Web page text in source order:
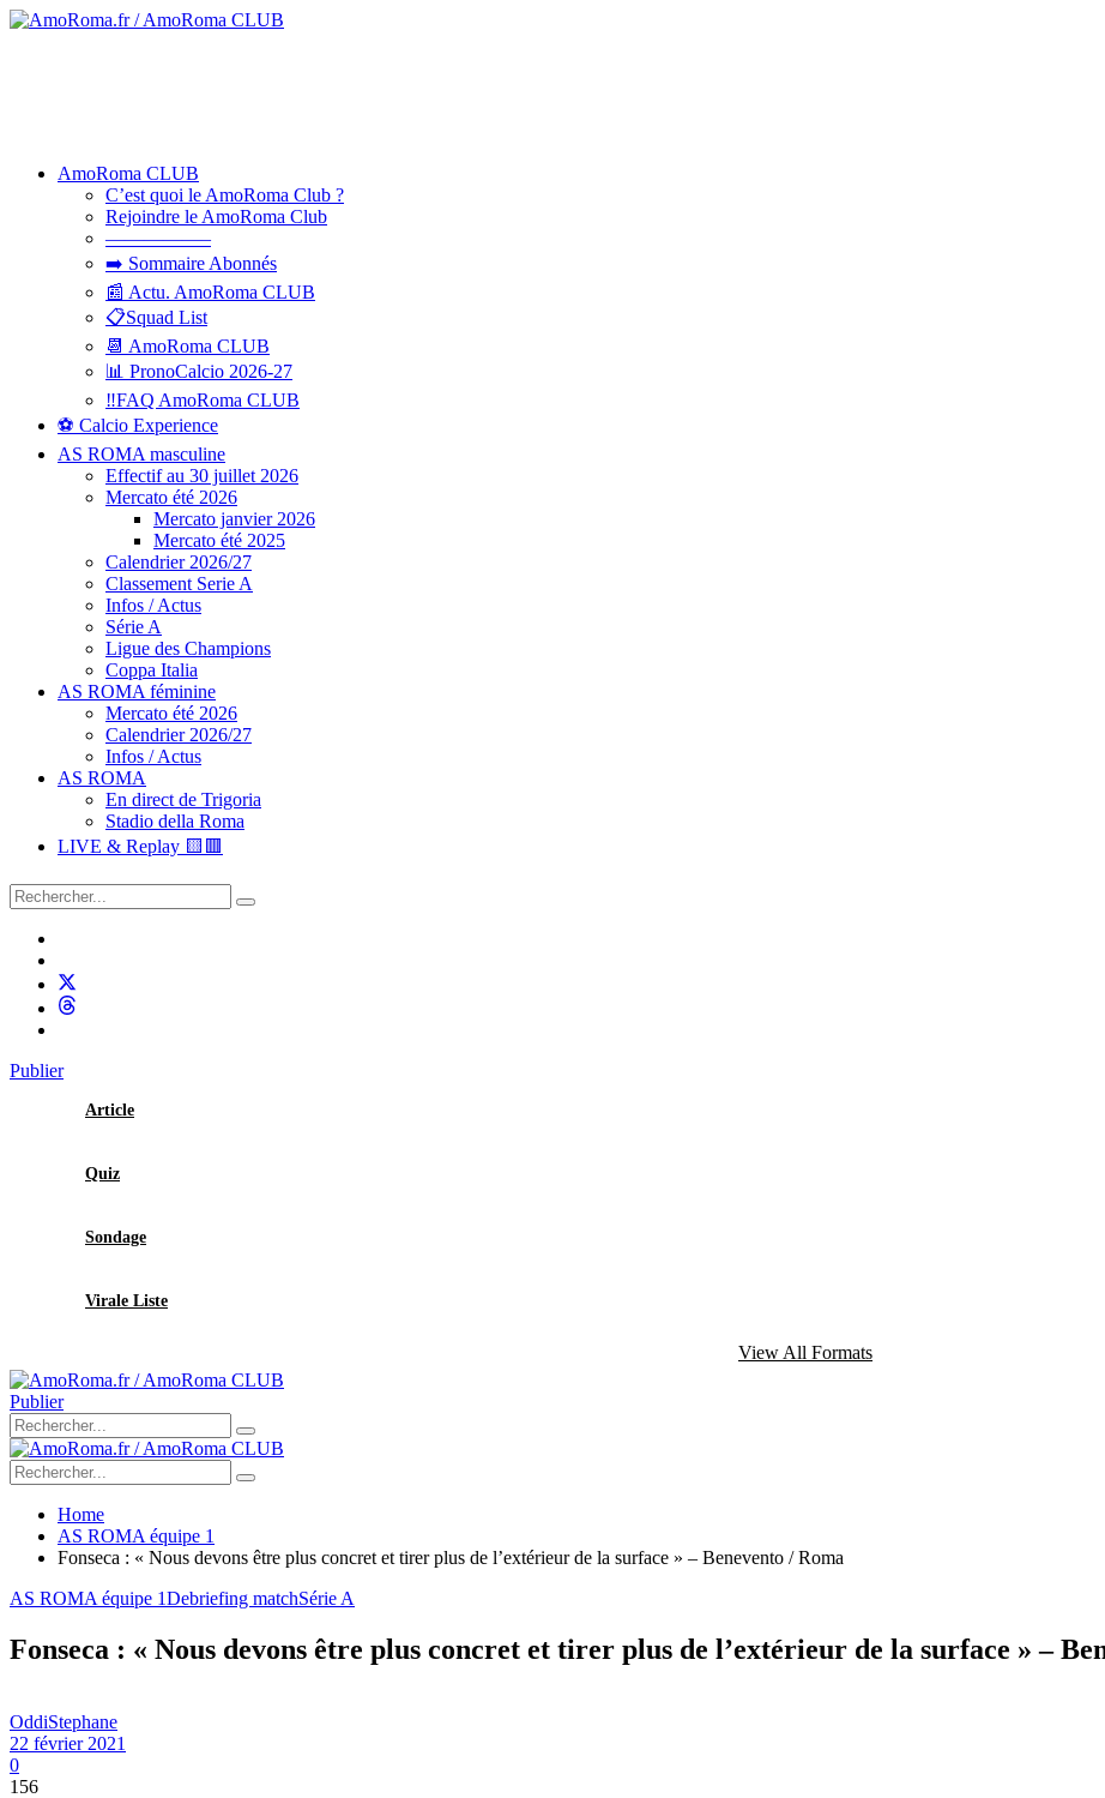
AmoRoma CLUB
C’est quoi le AmoRoma Club ?
Rejoindre le AmoRoma Club
—————–
➡️ Sommaire Abonnés
📰 Actu. AmoRoma CLUB
📋Squad List
📆 AmoRoma CLUB
📊 PronoCalcio 2026-27
‼️FAQ AmoRoma CLUB
⚽ Calcio Experience
AS ROMA masculine
Effectif au 30 juillet 2026
Mercato été 2026
Mercato janvier 2026
Mercato été 2025
Calendrier 2026/27
Classement Serie A
Infos / Actus
Série A
Ligue des Champions
Coppa Italia
AS ROMA féminine
Mercato été 2026
Calendrier 2026/27
Infos / Actus
AS ROMA
En direct de Trigoria
Stadio della Roma
LIVE & Replay 🟨🟥
Publier
Article
Quiz
Sondage
Virale Liste
View All Formats
Publier
Home
AS ROMA équipe 1
Fonseca : « Nous devons être plus concret et tirer plus de l’extérieur de la surface » – Benevento / Roma
AS ROMA équipe 1Debriefing matchSérie A
Fonseca : « Nous devons être plus concret et tirer plus de l’extérieur de la surface » –
OddiStephane
22 février 2021
0
156